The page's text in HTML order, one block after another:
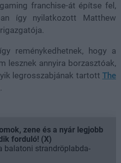
franchise-át építse fel,
így nyilatkozott Matthew
reménykedhetnek, hogy a
lesznek annyira borzasztóak,
legrosszabjának tartott The
.
zene és a nyár legjobb
forduló! (X)
balatoni strandröplabda-